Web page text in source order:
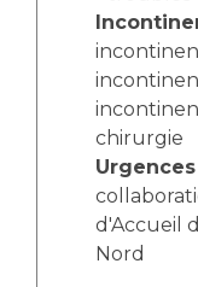
chirurgie
d'Accueil
Nord